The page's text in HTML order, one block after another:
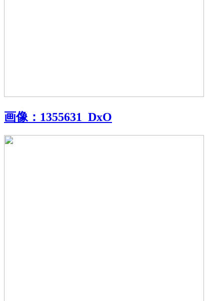
画像： 1355631_DxO